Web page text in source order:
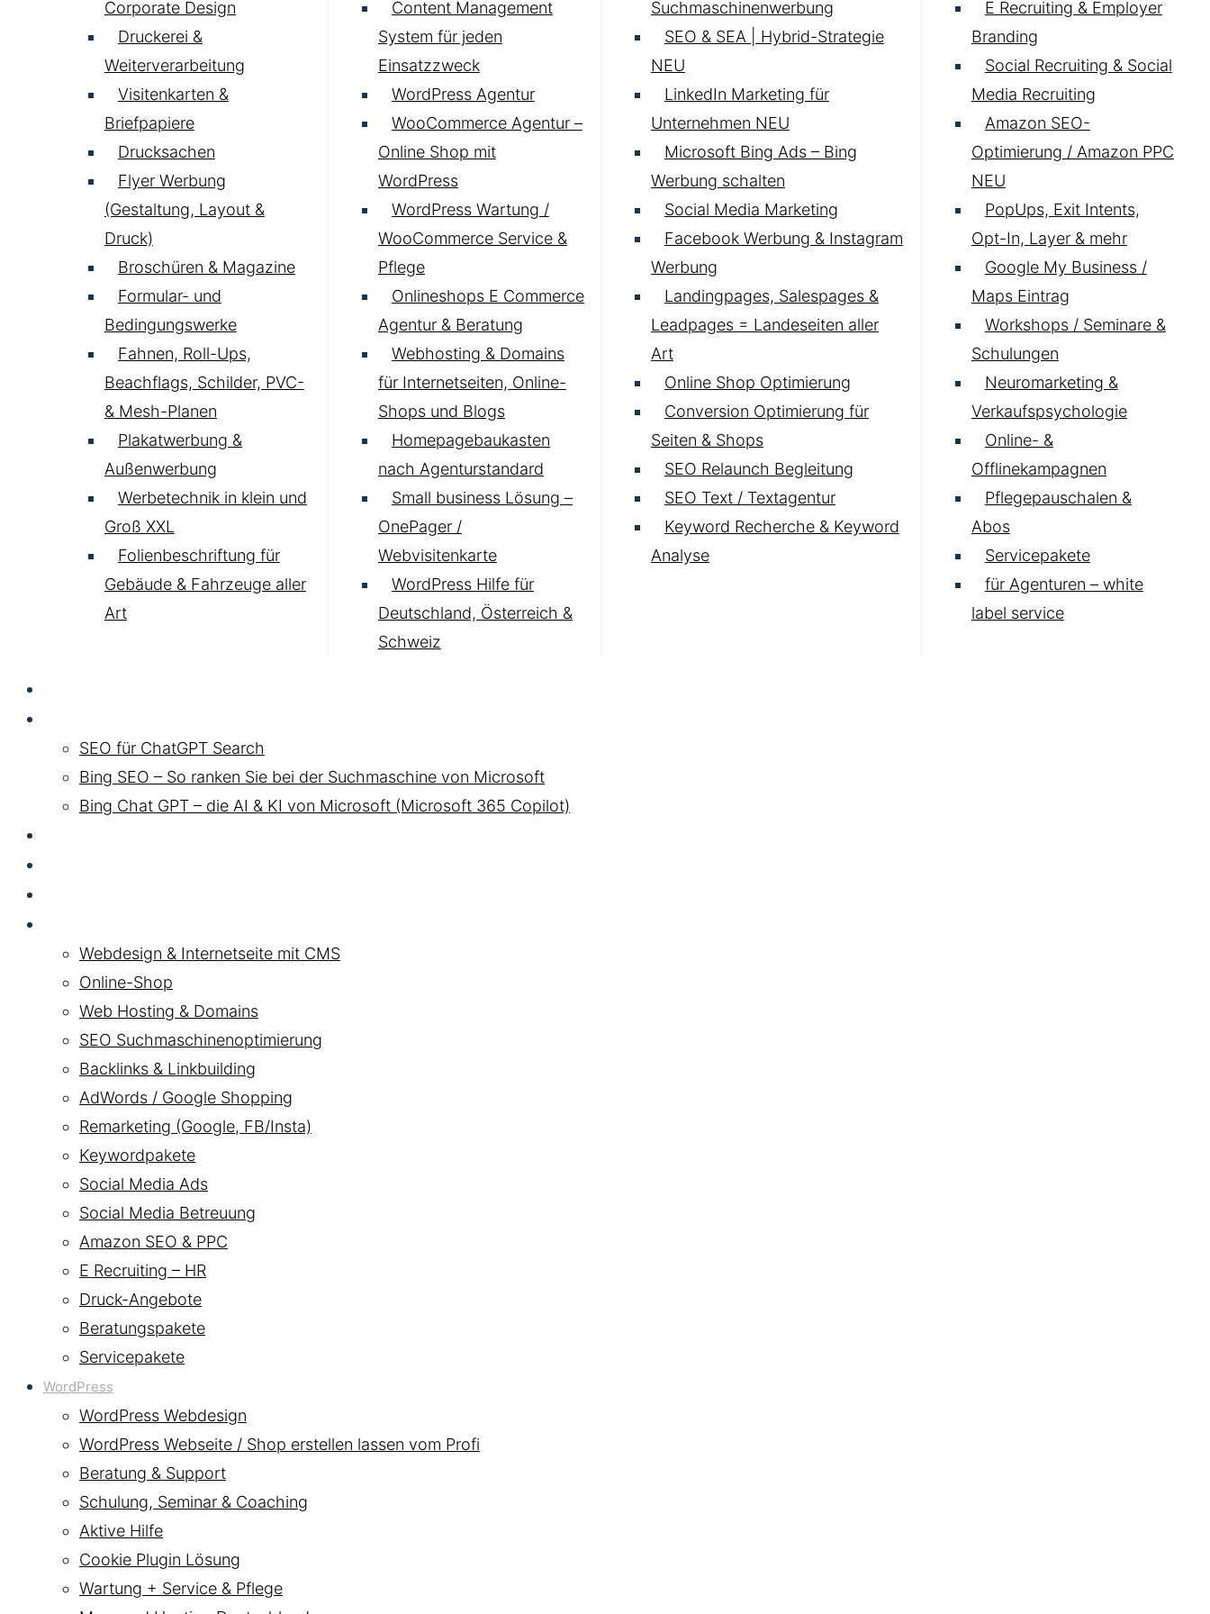
Corporate Design
Druckerei &
Weiterverarbeitung
Visitenkarten &
Briefpapiere
Drucksachen
Flyer Werbung
(Gestaltung, Layout &
Druck)
Broschüren & Magazine
Formular- und
Bedingungswerke
Fahnen, Roll-Ups,
Beachflags, Schilder, PVC-
& Mesh-Planen
Plakatwerbung &
Außenwerbung
Werbetechnik in klein und
Groß XXL
Folienbeschriftung für
Gebäude & Fahrzeuge aller
Art
Content Management
System für jeden
Einsatzzweck
WordPress Agentur
WooCommerce Agentur –
Online Shop mit
WordPress
WordPress Wartung /
WooCommerce Service &
Pflege
Onlineshops E Commerce
Agentur & Beratung
Webhosting & Domains
für Internetseiten, Online-
Shops und Blogs
Homepagebaukasten
nach Agenturstandard
Small business Lösung –
OnePager /
Webvisitenkarte
WordPress Hilfe für
Deutschland, Österreich &
Schweiz
Suchmaschinenwerbung
SEO & SEA | Hybrid-Strategie
NEU
LinkedIn Marketing für
Unternehmen NEU
Microsoft Bing Ads – Bing
Werbung schalten
Social Media Marketing
Facebook Werbung & Instagram
Werbung
Landingpages, Salespages &
Leadpages = Landeseiten aller
Art
Online Shop Optimierung
Conversion Optimierung für
Seiten & Shops
SEO Relaunch Begleitung
SEO Text / Textagentur
Keyword Recherche & Keyword
Analyse
E Recruiting & Employer
Branding
Social Recruiting & Social
Media Recruiting
Amazon SEO-
Optimierung / Amazon PPC
NEU
PopUps, Exit Intents,
Opt-In, Layer & mehr
Google My Business /
Maps Eintrag
Workshops / Seminare &
Schulungen
Neuromarketing &
Verkaufspsychologie
Online- &
Offlinekampagnen
Pflegepauschalen &
Abos
Servicepakete
für Agenturen – white
label service
SEO für ChatGPT Search
Bing SEO – So ranken Sie bei der Suchmaschine von Microsoft
Bing Chat GPT – die AI & KI von Microsoft (Microsoft 365 Copilot)
Webdesign & Internetseite mit CMS
Online-Shop
Web Hosting & Domains
SEO Suchmaschinenoptimierung
Backlinks & Linkbuilding
AdWords / Google Shopping
Remarketing (Google, FB/Insta)
Keywordpakete
Social Media Ads
Social Media Betreuung
Amazon SEO & PPC
E Recruiting – HR
Druck-Angebote
Beratungspakete
Servicepakete
WordPress
WordPress Webdesign
WordPress Webseite / Shop erstellen lassen vom Profi
Beratung & Support
Schulung, Seminar & Coaching
Aktive Hilfe
Cookie Plugin Lösung
Wartung + Service & Pflege